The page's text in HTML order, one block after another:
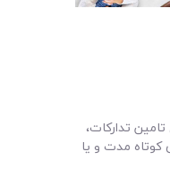
تدارکات،
کوتاه مدت و یا